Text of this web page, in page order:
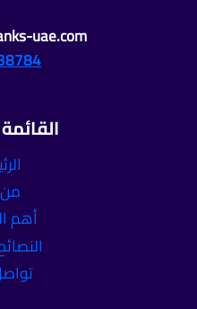
uae.com
أهم